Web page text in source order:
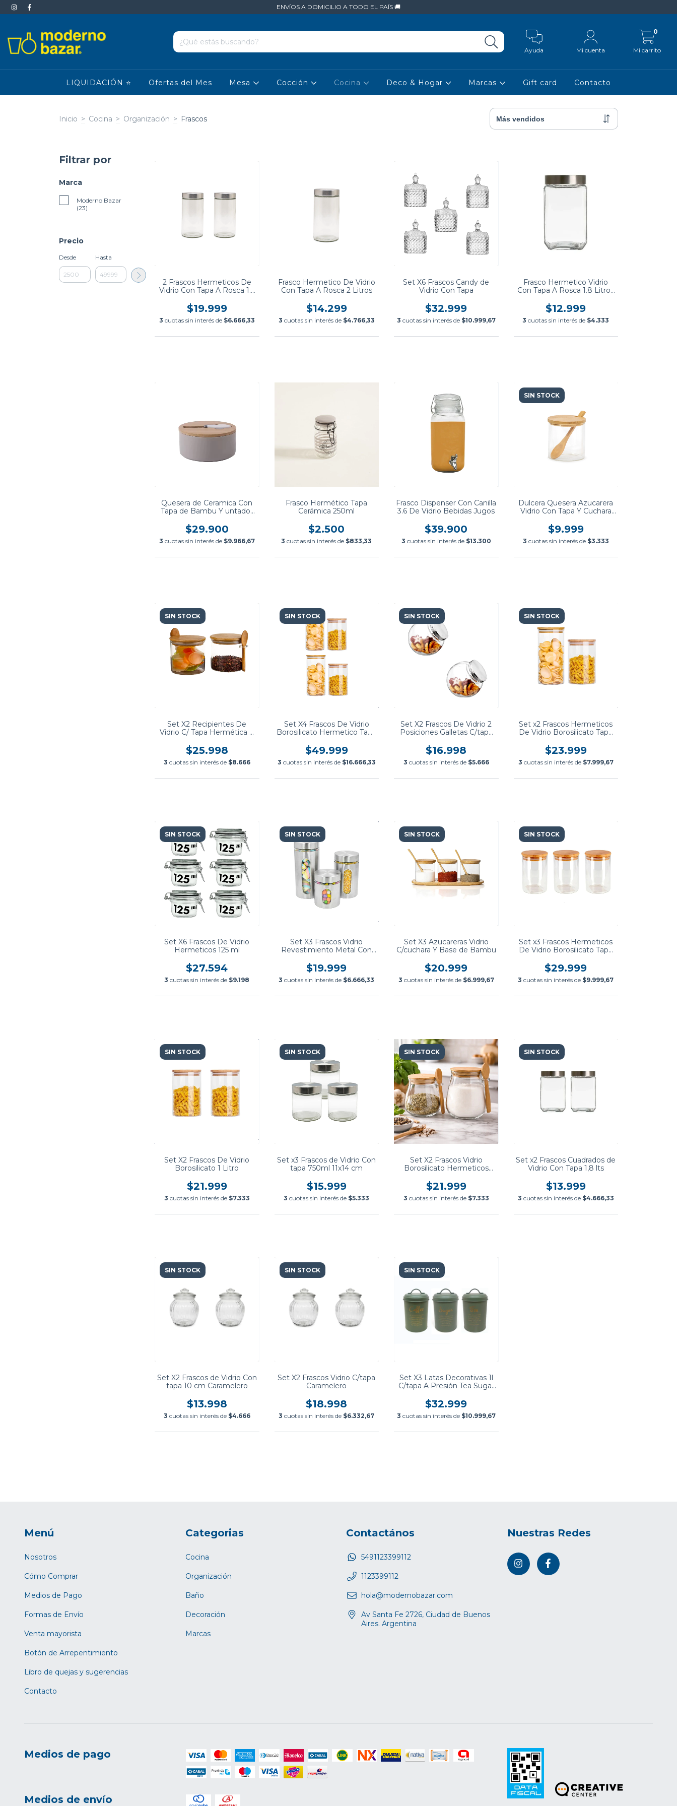
ENVÍOS A DOMICILIO A TODO EL PAÍS 🚚
Ayuda Mi cuenta Mi carrito
0
LIQUIDACIÓN ⭐ Ofertas del Mes Mesa Cocción Cocina Deco & Hogar Marcas Gift card Contacto
Inicio > Cocina > Organización > Frascos
Filtrar por
Marca
Moderno Bazar
(23)
Precio
Desde Hasta
2 Frascos Hermeticos De
Vidrio Con Tapa A Rosca 1.6
$19.999
3 cuotas sin interés de $6.666,33
Frasco Hermetico De Vidrio
Con Tapa A Rosca 2 Litros
$14.299
3 cuotas sin interés de $4.766,33
Set X6 Frascos Candy de
Vidrio Con Tapa
$32.999
3 cuotas sin interés de $10.999,67
Frasco Hermetico Vidrio
Con Tapa A Rosca 1.8 Litros
Cocina
$12.999
3 cuotas sin interés de $4.333
Quesera de Ceramica Con
Tapa de Bambu Y untador
$29.900
3 cuotas sin interés de $9.966,67
Frasco Hermético Tapa
Cerámica 250ml
$2.500
3 cuotas sin interés de $833,33
Frasco Dispenser Con Canilla
3.6 De Vidrio Bebidas Jugos
$39.900
3 cuotas sin interés de $13.300
SIN STOCK
Dulcera Quesera Azucarera
Vidrio Con Tapa Y Cuchara
$9.999
3 cuotas sin interés de $3.333
SIN STOCK
Set X2 Recipientes De
Vidrio C/ Tapa Hermética Y
$25.998
3 cuotas sin interés de $8.666
SIN STOCK
Set X4 Frascos De Vidrio
Borosilicato Hermetico Tapa
$49.999
3 cuotas sin interés de $16.666,33
SIN STOCK
Set X2 Frascos De Vidrio 2
Posiciones Galletas C/tapa
$16.998
3 cuotas sin interés de $5.666
SIN STOCK
Set x2 Frascos Hermeticos
De Vidrio Borosilicato Tapa
$23.999
3 cuotas sin interés de $7.999,67
SIN STOCK
Set X6 Frascos De Vidrio
Hermeticos 125 ml
$27.594
3 cuotas sin interés de $9.198
SIN STOCK
Set X3 Frascos Vidrio
Revestimiento Metal Con
$19.999
3 cuotas sin interés de $6.666,33
SIN STOCK
Set X3 Azucareras Vidrio
C/cuchara Y Base de Bambu
$20.999
3 cuotas sin interés de $6.999,67
SIN STOCK
Set x3 Frascos Hermeticos
De Vidrio Borosilicato Tapa
$29.999
3 cuotas sin interés de $9.999,67
SIN STOCK
Set X2 Frascos De Vidrio
Borosilicato 1 Litro
$21.999
3 cuotas sin interés de $7.333
SIN STOCK
Set x3 Frascos de Vidrio Con
tapa 750ml 11x14 cm
$15.999
3 cuotas sin interés de $5.333
SIN STOCK
Set X2 Frascos Vidrio
Borosilicato Hermeticos
$21.999
3 cuotas sin interés de $7.333
SIN STOCK
Set x2 Frascos Cuadrados de
Vidrio Con Tapa 1,8 lts
$13.999
3 cuotas sin interés de $4.666,33
SIN STOCK
Set X2 Frascos de Vidrio Con
tapa 10 cm Caramelero
$13.998
3 cuotas sin interés de $4.666
SIN STOCK
Set X2 Frascos Vidrio C/tapa
Caramelero
$18.998
3 cuotas sin interés de $6.332,67
SIN STOCK
Set X3 Latas Decorativas 1l
C/tapa A Presión Tea Sugar
$32.999
3 cuotas sin interés de $10.999,67
Menú
Nosotros
Cómo Comprar
Medios de Pago
Formas de Envío
Venta mayorista
Botón de Arrepentimiento
Libro de quejas y sugerencias
Contacto
Categorias
Cocina
Organización
Baño
Decoración
Marcas
Contactános
5491123399112
1123399112
hola@modernobazar.com
Av Santa Fe 2726, Ciudad de Buenos
Aires. Argentina
Nuestras Redes
Medios de pago
Medios de envío